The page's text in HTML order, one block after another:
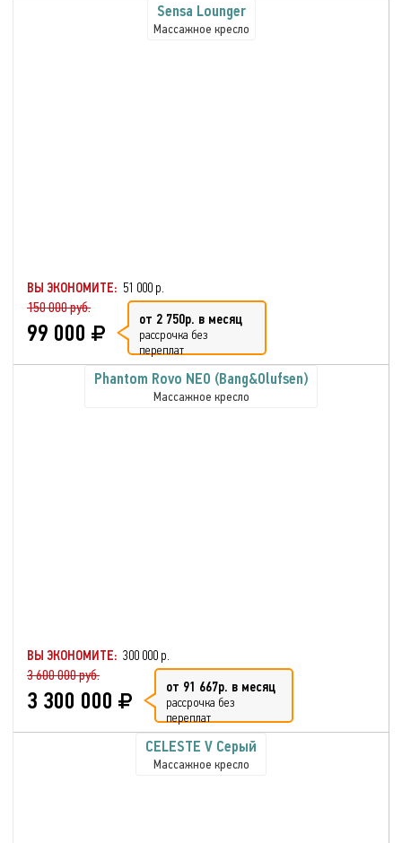
Sensa Lounger
Массажное кресло
ВЫ ЭКОНОМИТЕ: 51 000 р.
150 000 руб.
99 000 от 2 750р. в месяц
рассрочка без
переплат
Phantom Rovo NEO (Bang&Olufsen)
Массажное кресло
ВЫ ЭКОНОМИТЕ: 300 000 р.
3 600 000 руб.
3 300 000 от 91 667р. в месяц
рассрочка без
переплат
CELESTE V Серый
Массажное кресло